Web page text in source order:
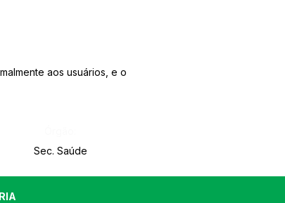
aos usuários, e o
Sec. Saúde